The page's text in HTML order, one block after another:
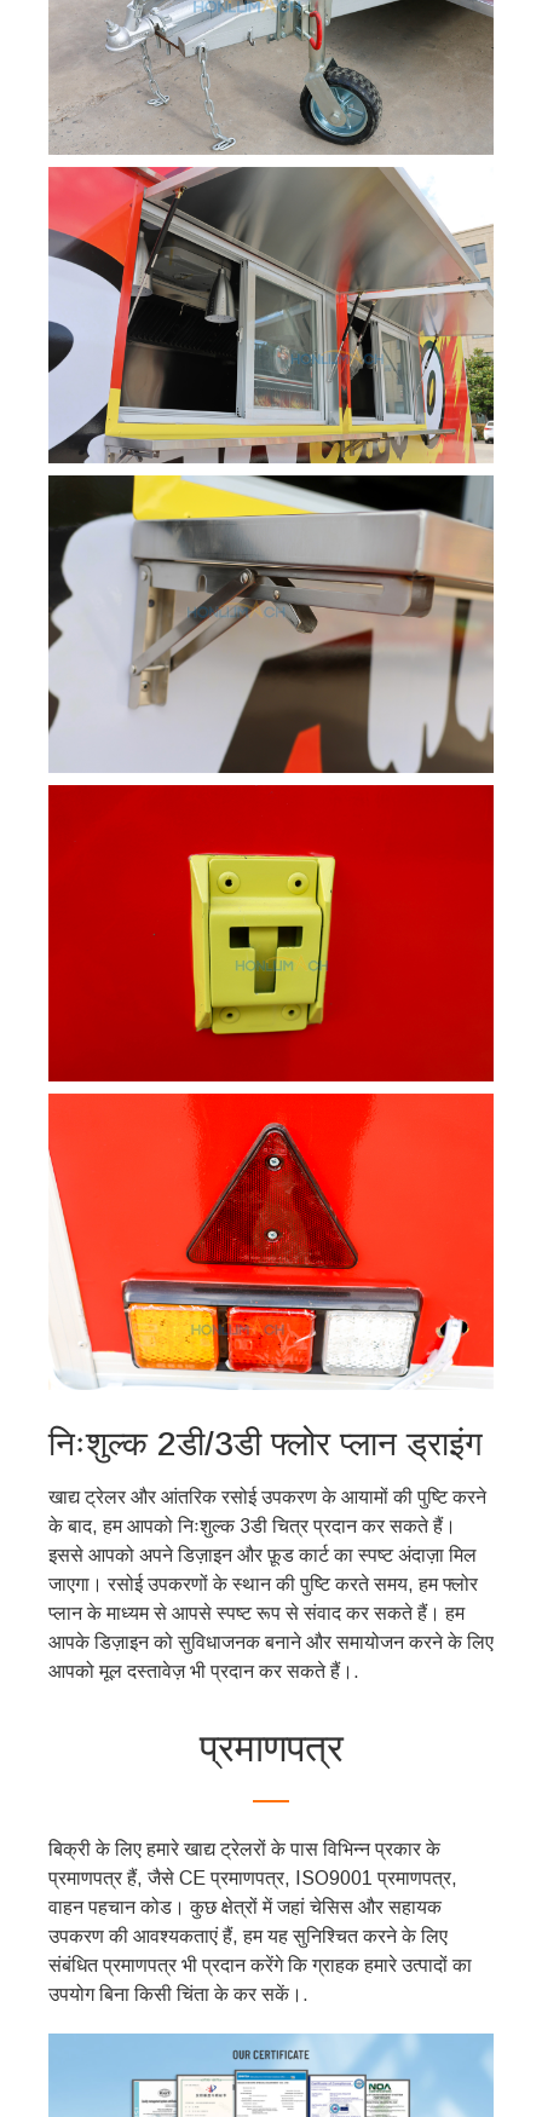
निःशुल्क 2डी/3डी फ्लोर प्लान ड्राइंग
खाद्य ट्रेलर और आंतरिक रसोई उपकरण के आयामों की पुष्टि करने
के बाद, हम आपको निःशुल्क 3डी चित्र प्रदान कर सकते हैं।
इससे आपको अपने डिज़ाइन और फ़ूड कार्ट का स्पष्ट अंदाज़ा मिल
जाएगा। रसोई उपकरणों के स्थान की पुष्टि करते समय, हम फ्लोर
प्लान के माध्यम से आपसे स्पष्ट रूप से संवाद कर सकते हैं। हम
आपके डिज़ाइन को सुविधाजनक बनाने और समायोजन करने के लिए
आपको मूल दस्तावेज़ भी प्रदान कर सकते हैं।.
प्रमाणपत्र
बिक्री के लिए हमारे खाद्य ट्रेलरों के पास विभिन्न प्रकार के
प्रमाणपत्र हैं, जैसे CE प्रमाणपत्र, ISO9001 प्रमाणपत्र,
वाहन पहचान कोड। कुछ क्षेत्रों में जहां चेसिस और सहायक
उपकरण की आवश्यकताएं हैं, हम यह सुनिश्चित करने के लिए
संबंधित प्रमाणपत्र भी प्रदान करेंगे कि ग्राहक हमारे उत्पादों का
उपयोग बिना किसी चिंता के कर सकें।.
Čeština
Slovenščina
Hrvatski
Српски језик
Norsk nynorsk
Български
Norsk bokmål
Slovenčina
Svenska